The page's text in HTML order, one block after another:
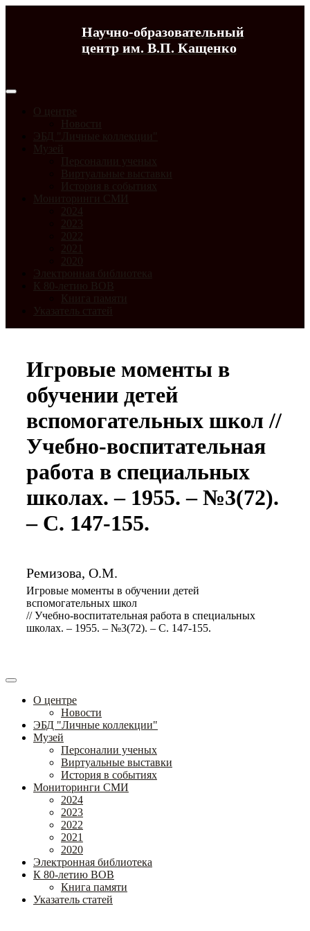
Научно-образовательный
центр им. В.П. Кащенко
О центре
Новости
ЭБД "Личные коллекции"
Музей
Персоналии ученых
Виртуальные выставки
История в событиях
Мониторинги СМИ
2024
2023
2022
2021
2020
Электронная библиотека
К 80-летию ВОВ
Книга памяти
Указатель статей
Игровые моменты в
обучении детей
вспомогательных школ //
Учебно-воспитательная
работа в специальных
школах. – 1955. – №3(72).
– С. 147-155.
Ремизова, О.М.
Игровые моменты в обучении детей
вспомогательных школ
// Учебно-воспитательная работа в специальных
школах. – 1955. – №3(72). – С. 147-155.
О центре
Новости
ЭБД "Личные коллекции"
Музей
Персоналии ученых
Виртуальные выставки
История в событиях
Мониторинги СМИ
2024
2023
2022
2021
2020
Электронная библиотека
К 80-летию ВОВ
Книга памяти
Указатель статей